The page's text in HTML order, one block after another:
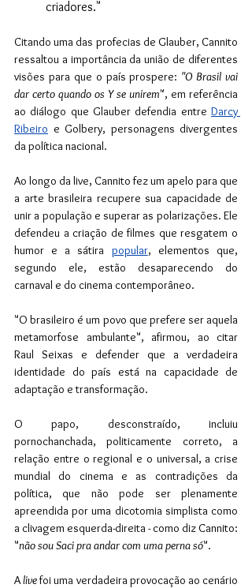
criadores."
Citando uma das profecias de Glauber, Cannito
ressaltou a importância da união de diferentes
visões para que o país prospere: "O Brasil vai
dar certo quando os Y se unirem", em referência
ao diálogo que Glauber defendia entre Darcy
Ribeiro e Golbery, personagens divergentes
da política nacional.
Ao longo da live, Cannito fez um apelo para que
a arte brasileira recupere sua capacidade de
unir a população e superar as polarizações. Ele
defendeu a criação de filmes que resgatem o
humor e a sátira popular, elementos que,
segundo ele, estão desaparecendo do
carnaval e do cinema contemporâneo.
"O brasileiro é um povo que prefere ser aquela
metamorfose ambulante", afirmou, ao citar
Raul Seixas e defender que a verdadeira
identidade do país está na capacidade de
adaptação e transformação.
O papo, desconstraído, incluiu
pornochanchada, politicamente correto, a
relação entre o regional e o universal, a crise
mundial do cinema e as contradições da
política, que não pode ser plenamente
apreendida por uma dicotomia simplista como
a clivagem esquerda-direita - como diz Cannito:
"não sou Saci pra andar com uma perna só".
A live foi uma verdadeira provocação ao cenário